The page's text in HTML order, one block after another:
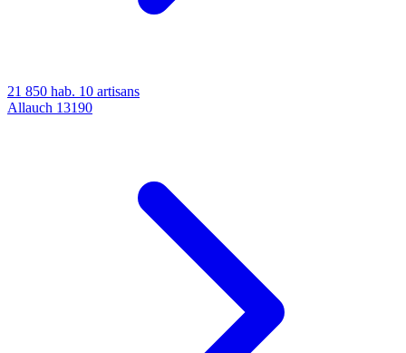
21 850 hab. 10 artisans
Allauch 13190